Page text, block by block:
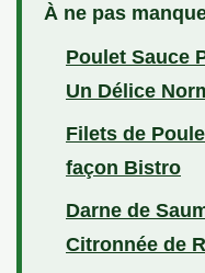
À ne pas
Poulet Sauce
Un Délice
Filets de
façon Bistro
Darne de
Citronnée de